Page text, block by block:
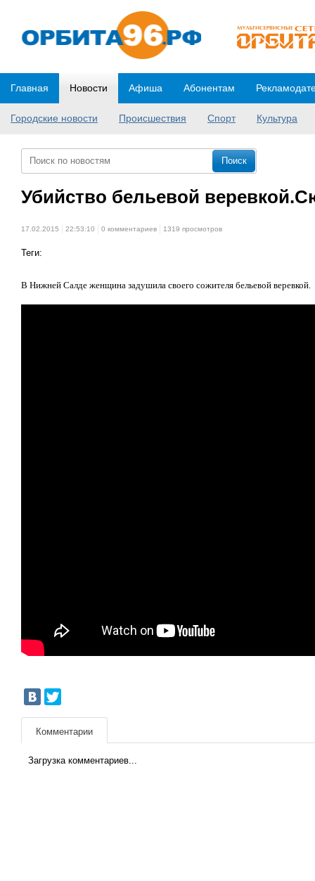
Главная Новости
Городские новости Происшествия Спорт Культура
Афиша Абонентам
Убийство бельевой
17.02.2015 22:53:10 0 комментариев 1319 просмотров
Теги:
В Нижней Салде женщина задушила своего сожителя бельевой веревкой.
Комментарии
Загрузка комментариев...